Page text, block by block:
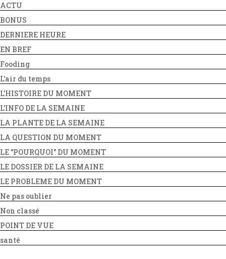
ACTU
BONUS
DERNIERE HEURE
EN BREF
Fooding
L'air du temps
L'HISTOIRE DU MOMENT
L'INFO DE LA SEMAINE
LA PLANTE DE LA SEMAINE
LA QUESTION DU MOMENT
LE "POURQUOI" DU MOMENT
LE DOSSIER DE LA SEMAINE
LE PROBLEME DU MOMENT
Ne pas oublier
Non classé
POINT DE VUE
santé